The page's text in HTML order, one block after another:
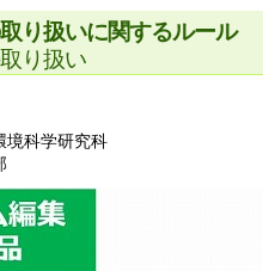
り扱いに関するルール
り扱い
境科学研究科